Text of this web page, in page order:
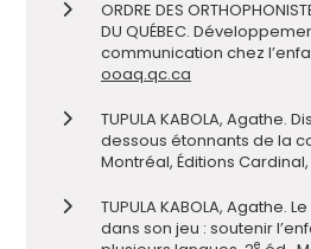
ORDRE DES
DU QUÉBEC.
communication chez
ooaq.qc.ca
TUPULA KABOLA, Agathe.
dessous étonnants de la
Montréal, Éditions
TUPULA KABOLA, Agathe.
dans son jeu : soutenir
e